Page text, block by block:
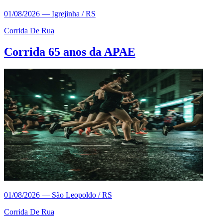
01/08/2026 — Igrejinha / RS
Corrida De Rua
Corrida 65 anos da APAE
01/08/2026 — São Leopoldo / RS
Corrida De Rua